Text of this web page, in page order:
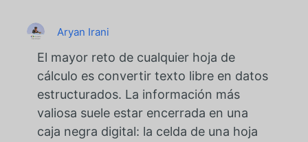
Aryan Irani
El mayor reto de cualquier hoja de
cálculo es convertir texto libre en datos
estructurados. La información más
valiosa suele estar encerrada en una
caja negra digital: la celda de una hoja